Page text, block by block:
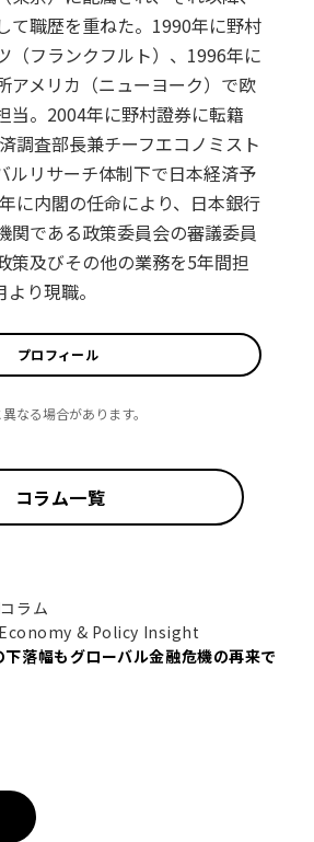
て職歴を重ねた。1990年に野村
（フランクフルト）、1996年に
アメリカ（ニューヨーク）で欧
当。2004年に野村證券に転籍
調査部長兼チーフエコノミスト
ルリサーチ体制下で日本経済予
に内閣の任命により、日本銀行
関である政策委員会の審議委員
策及びその他の業務を5年間担
り現職。
プロフィール
なる場合があります。
コラム一覧
コラム
& Policy Insight
落幅もグローバル金融危機の再来で